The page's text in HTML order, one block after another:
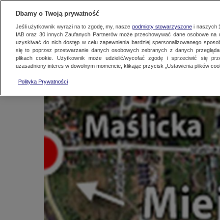
KONTAKT24
Cysterna spod
Kontakt24
Dbamy o Twoją prywatność
Jeśli użytkownik wyrazi na to zgodę, my, nasze podmioty stowarzyszonei naszych
IAB oraz 30innych Zaufanych Partnerów może przechowywać dane osobowe na
uzyskiwać do nich dostęp w celu zapewnienia bardziej spersonalizowanego
się to poprzez przetwarzanie danych osobowych zebranych z danych
plikach cookie. Użytkownik może udzielić/wycofać zgodę i sprzeciwić się
uzasadniony interes w dowolnym momencie, klikając przycisk „Ustawienia plików
Polityka Prywatności